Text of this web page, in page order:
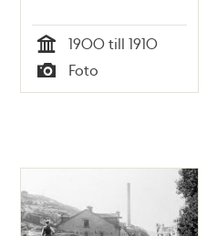
Tid
1900 till 1910
Typ
Foto